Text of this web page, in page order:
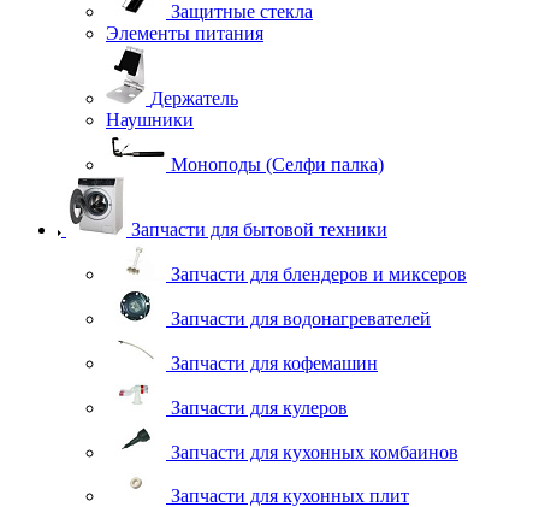
Защитные стекла
Элементы питания
Держатель
Наушники
Моноподы (Селфи палка)
Запчасти для бытовой техники
Запчасти для блендеров и миксеров
Запчасти для водонагревателей
Запчасти для кофемашин
Запчасти для кулеров
Запчасти для кухонных комбаинов
Запчасти для кухонных плит